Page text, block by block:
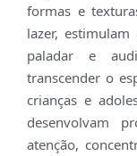
formas e
lazer,
paladar e
transcender o
crianças e
desenvolvam
atenção,